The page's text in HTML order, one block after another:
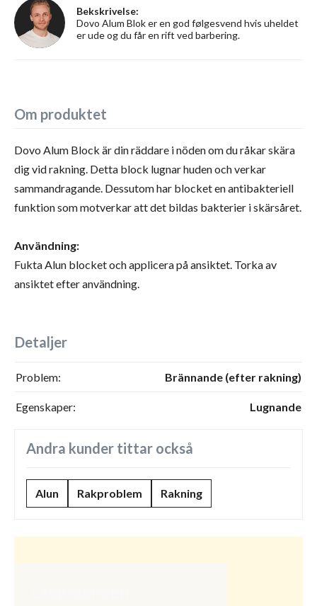
Bekskrivelse:
Dovo Alum Blok er en god følgesvend hvis uheldet
er ude og du får en rift ved barbering.
Om produktet
Dovo Alum Block är din räddare i nöden om du råkar skära
dig vid rakning. Detta block lugnar huden och verkar
sammandragande. Dessutom har blocket en antibakteriell
funktion som motverkar att det bildas bakterier i skärsåret.
Användning:
Fukta Alun blocket och applicera på ansiktet. Torka av
ansiktet efter användning.
Detaljer
Problem: Brännande (efter rakning)
Egenskaper: Lugnande
Andra kunder tittar också
Alun Rakproblem Rakning